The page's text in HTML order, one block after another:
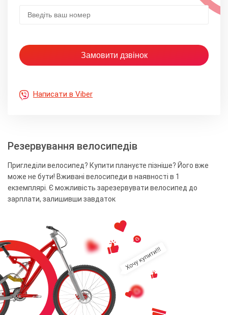
Написати в Viber
Резервування велосипедів
Пригледіли велосипед? Купити плануєте пізніше? Його вже
може не бути! Вживані велосипеди в наявності в 1
екземплярі. Є можливість зарезервувати велосипед до
зарплати, залишивши завдаток